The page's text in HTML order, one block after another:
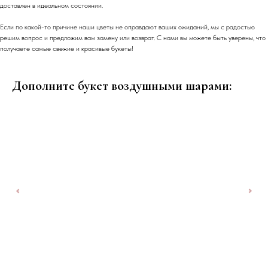
доставлен в идеальном состоянии.
Если по какой-то причине наши цветы не оправдают ваших ожиданий, мы с радостью
решим вопрос и предложим вам замену или возврат. С нами вы можете быть уверены, что
получаете самые свежие и красивые букеты!
Дополните букет воздушными шарами: